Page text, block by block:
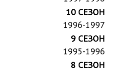
10 СЕЗОН
1996-1997
9 СЕЗОН
1995-1996
8 СЕЗОН